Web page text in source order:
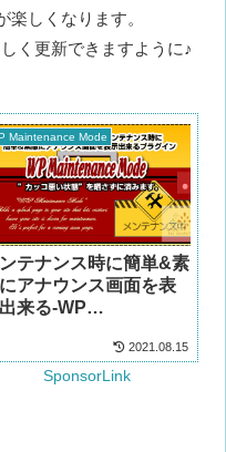
楽しくなります。
く更新できますように♪
Maintenance Mode
テナンス時に簡単&素
アナウンス画面を表
来る-WP
2021.08.15
SponsorLink